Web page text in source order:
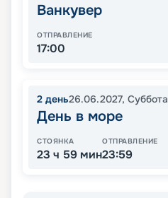
Ванкувер
ОТПРАВЛЕНИЕ
17:00
2 день26.06.2027, Суббота
День в море
СТОЯНКА
23 ч 59 мин
ОТПРАВЛЕНИЕ
23:59